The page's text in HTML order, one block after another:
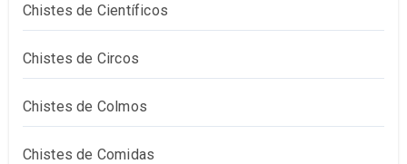
Chistes de Científicos
Chistes de Circos
Chistes de Colmos
Chistes de Comidas